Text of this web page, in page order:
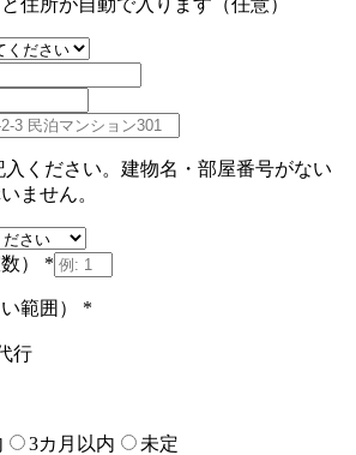
ください。建物名・部屋番号がない
ません。
） *
範囲） *
行
3カ月以内
未定